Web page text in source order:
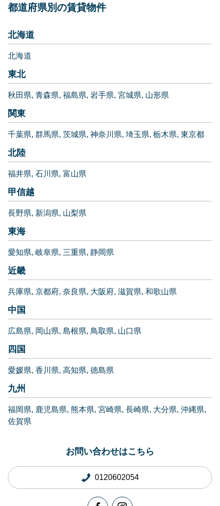
都道府県別の賃貸物件
北海道
北海道
東北
秋田県 青森県 福島県 岩手県 宮城県 山形県
関東
千葉県 群馬県 茨城県 神奈川県 埼玉県 栃木県 東京都
北陸
福井県 石川県 富山県
甲信越
長野県 新潟県 山梨県
東海
愛知県 岐阜県 三重県 静岡県
近畿
兵庫県 京都府 奈良県 大阪府 滋賀県 和歌山県
中国
広島県 岡山県 島根県 鳥取県 山口県
四国
愛媛県 香川県 高知県 徳島県
九州
福岡県 鹿児島県 熊本県 宮崎県 長崎県 大分県 沖縄県
佐賀県
お問い合わせはこちら
0120602054